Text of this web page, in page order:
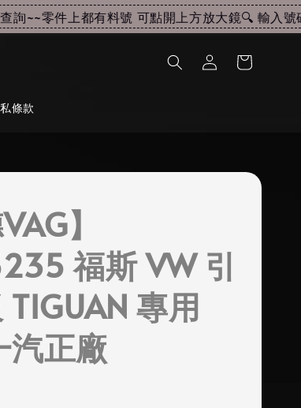
~~零件上都有料號 可點開上方放大鏡🔍 輸入號碼
條款
】
福斯 VW 引
專用
汽正廠